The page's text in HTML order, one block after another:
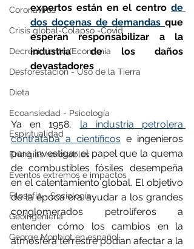
Coronavirus
Crisis global-Colapso -Covid
Decrecimiento/Economía
Desforestación - Uso de la Tierra
Dieta
Ecoansiedad - Psicología
Espiritualidad
Energías renovables
Eventos extremos e impactos
Filosofía - Sociología
Geoingeniería
George Monbiot en español
expertos están en el centro de
dos docenas de demandas que
esperan responsabilizar a la
industria de los daños
devastadores
Ya en 1958, la industria petrolera
contrataba a científicos e ingenieros
para investigar el papel que la quema
de combustibles fósiles desempeña
en el calentamiento global. El objetivo
de la época era ayudar a los grandes
conglomerados petrolíferos a
entender cómo los cambios en la
atmósfera terrestre podían afectar a la